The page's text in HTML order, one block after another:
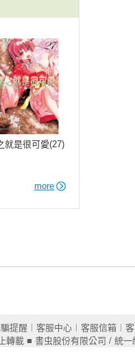
就是很可愛(27)
more
提醒 客服中心︱ 客服信箱︱
載 ■ 書虫股份有限公司 / 統一